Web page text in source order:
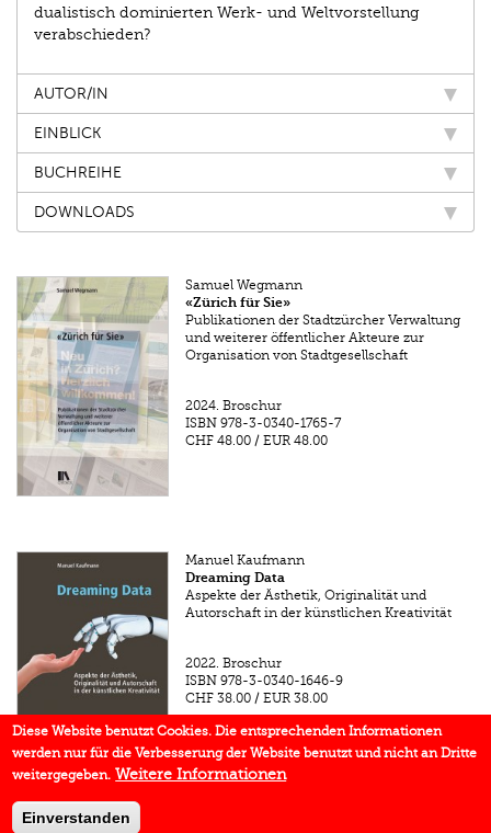
dualistisch dominierten Werk- und Weltvorstellung
verabschieden?
AUTOR/IN
EINBLICK
BUCHREIHE
DOWNLOADS
Samuel Wegmann
«Zürich für Sie»
Publikationen der Stadtzürcher Verwaltung
und weiterer öffentlicher Akteure zur
Organisation von Stadtgesellschaft
2024. Broschur
ISBN 978-3-0340-1765-7
CHF 48.00 /EUR 48.00
Manuel Kaufmann
Dreaming Data
Aspekte der Ästhetik, Originalität und
Autorschaft in der künstlichen Kreativität
2022. Broschur
ISBN 978-3-0340-1646-9
CHF 38.00 /EUR 38.00
Diese Website benutzt Cookies. Die entsprechenden Informationen
werden nur für die Verbesserung der Website benutzt und nicht an Dritte
weitergegeben. Weitere Informationen
Einverstanden